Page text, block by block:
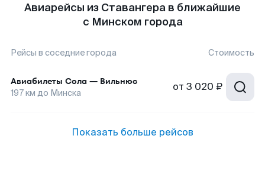
Авиарейсы из Ставангера в ближайшие
с Минском города
Рейсы в соседние города Стоимость
Авиабилеты Сола — Вильнюс
197км до Минска от 3 020 ₽
Показать больше рейсов